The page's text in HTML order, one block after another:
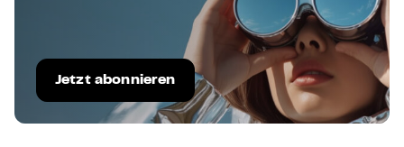
Jetzt abonnieren